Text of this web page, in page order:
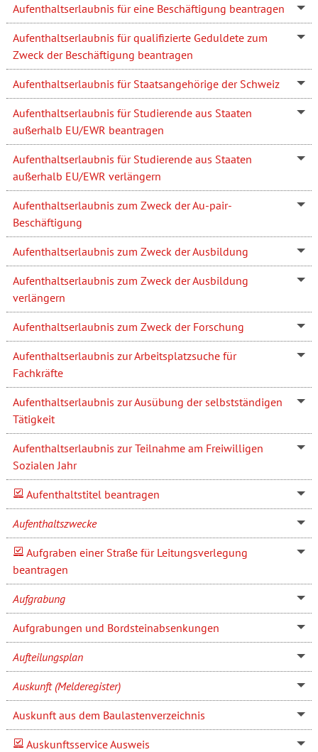
Aufenthaltserlaubnis für eine Beschäftigung beantragen
Aufenthaltserlaubnis für qualifizierte Geduldete zum
Zweck der Beschäftigung beantragen
Aufenthaltserlaubnis für Staatsangehörige der Schweiz
Aufenthaltserlaubnis für Studierende aus Staaten
außerhalb EU/EWR beantragen
Aufenthaltserlaubnis für Studierende aus Staaten
außerhalb EU/EWR verlängern
Aufenthaltserlaubnis zum Zweck der Au-pair-
Beschäftigung
Aufenthaltserlaubnis zum Zweck der Ausbildung
Aufenthaltserlaubnis zum Zweck der Ausbildung
verlängern
Aufenthaltserlaubnis zum Zweck der Forschung
Aufenthaltserlaubnis zur Arbeitsplatzsuche für
Fachkräfte
Aufenthaltserlaubnis zur Ausübung der selbstständigen
Tätigkeit
Aufenthaltserlaubnis zur Teilnahme am Freiwilligen
Sozialen Jahr
Aufenthaltstitel beantragen
Aufenthaltszwecke
Aufgraben einer Straße für Leitungsverlegung
beantragen
Aufgrabung
Aufgrabungen und Bordsteinabsenkungen
Aufteilungsplan
Auskunft (Melderegister)
Auskunft aus dem Baulastenverzeichnis
Auskunftsservice Ausweis